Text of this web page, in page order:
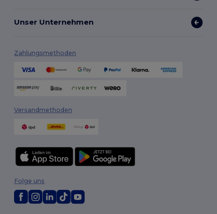
Unser Unternehmen
Zahlungsmethoden
Versandmethoden
Folge uns